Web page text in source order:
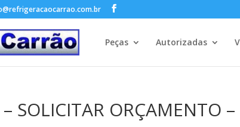
Peças Autorizadas
SOLICITAR ORÇAMENTO –